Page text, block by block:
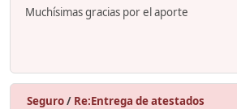
Muchísimas gracias por el aporte
Seguro/ Re:Entrega de atestados